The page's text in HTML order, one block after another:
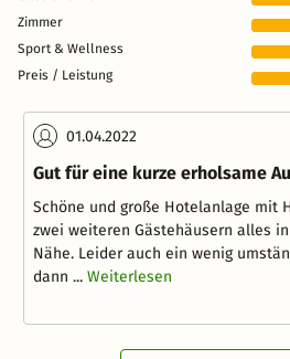
Zimmer
Sport & Wellness
Preis / Leistung
01.04.2022
Gut für eine kurze erholsame
Schöne und große Hotelanlage mit
zwei weiteren Gästehäusern alles
Nähe. Leider auch ein wenig
dann ... Weiterlesen